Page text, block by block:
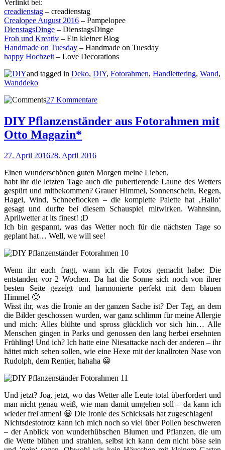
Verlinkt bei:
creadienstag – creadienstag
Crealopee August 2016 – Pampelopee
DienstagsDinge – DienstagsDinge
Froh und Kreativ – Ein kleiner Blog
Handmade on Tuesday – Handmade on Tuesday
happy Hochzeit – Love Decorations
and tagged in Deko, DIY, Fotorahmen, Handlettering, Wand,
Wanddeko
27 Kommentare
DIY Pflanzenständer aus Fotorahmen mit
Otto Magazin*
27. April 201628. April 2016
Einen wunderschönen guten Morgen meine Lieben,
habt ihr die letzten Tage auch die pubertierende Laune des Wetters
gespürt und mitbekommen? Grauer Himmel, Sonnenschein, Regen,
Hagel, Wind, Schneeflocken – die komplette Palette hat ‚Hallo‘
gesagt und durfte bei diesem Schauspiel mitwirken. Wahnsinn,
Aprilwetter at its finest! ;D
Ich bin gespannt, was das Wetter noch für die nächsten Tage so
geplant hat… Well, we will see!
Wenn ihr euch fragt, wann ich die Fotos gemacht habe: Die
entstanden vor 2 Wochen. Da hat die Sonne sich noch von ihrer
besten Seite gezeigt und harmonierte perfekt mit dem blauen
Himmel 🙂
Wisst ihr, was die Ironie an der ganzen Sache ist? Der Tag, an dem
die Bilder geschossen wurden, war ganz schlimm für meine Allergie
und mich: Alles blühte und spross glücklich vor sich hin… Alle
Menschen gingen in Parks und genossen den lang herbei ersehnten
Frühling! Und ich? Ich hatte eine Niesattacke nach der anderen – ihr
hättet mich sehen sollen, wie eine Hexe mit der knallroten Nase von
Rudolph, dem Rentier, hahaha 😀
Und jetzt? Joa, jetzt, wo das Wetter alle Leute total überfordert und
man nicht genau weiß, wie man damit umgehen soll – da kann ich
wieder frei atmen! 😀 Die Ironie des Schicksals hat zugeschlagen!
Nichtsdestotrotz kann ich mich noch so viel über Pollen beschweren
– der Anblick von wunderhübschen Blumen und Pflanzen, die um
die Wette blühen und strahlen, selbst ich kann dem nicht böse sein